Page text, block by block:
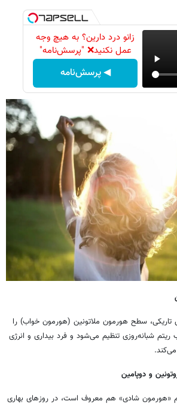
زانو درد دارین؟ به هیچ وجه
عمل نکنید❌ "پرسش‌نامه"
◀ پرسش‌نامه
سطح هورمون ملاتونین (هورمون خواب) را
شبانه‌روزی تنظیم می‌شود و فرد بیداری و انرژی
«هورمون شادی» هم معروف است، در روزهای بهاری